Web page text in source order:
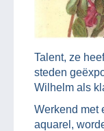
Talent, ze
steden
Wilhelm als
Werkend met
aquarel,